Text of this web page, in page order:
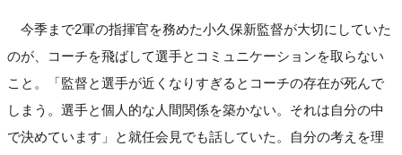
今季まで2軍の指揮官を務めた小久保新監督が大切にしていた
のが、コーチを飛ばして選手とコミュニケーションを取らない
こと。「監督と選手が近くなりすぎるとコーチの存在が死んで
しまう。選手と個人的な人間関係を築かない。それは自分の中
で決めています」と就任会見でも話していた。自分の考えを理